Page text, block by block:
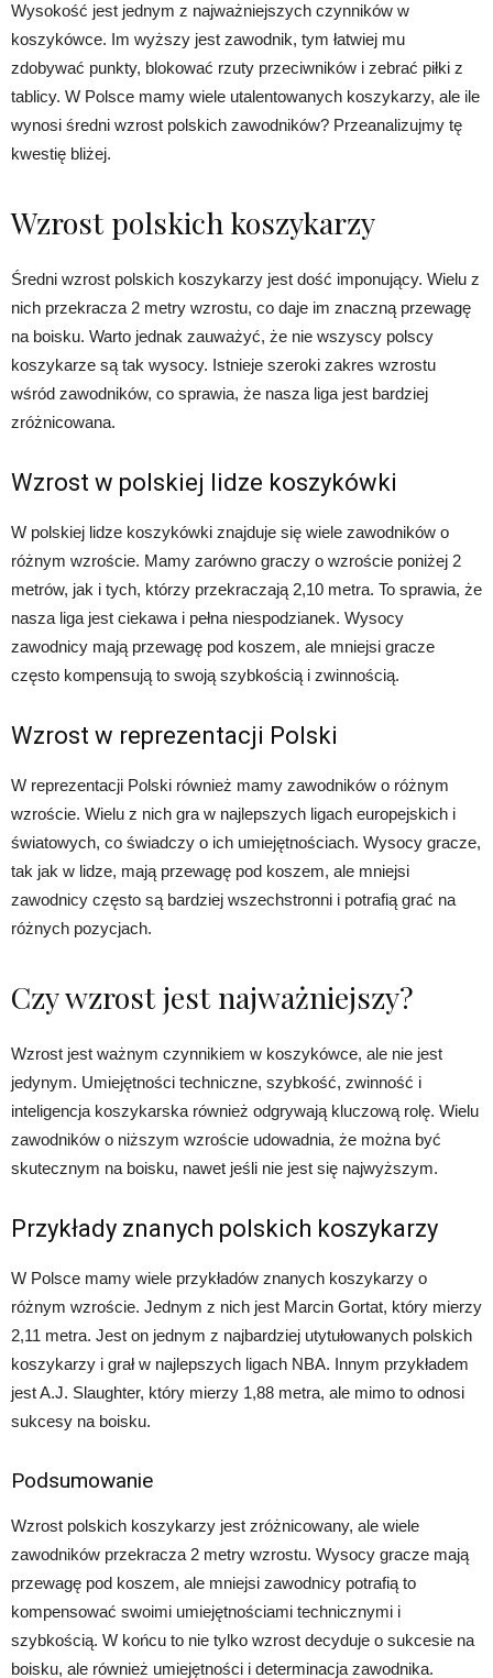
Wysokość jest jednym z najważniejszych czynników w
koszykówce. Im wyższy jest zawodnik, tym łatwiej mu
zdobywać punkty, blokować rzuty przeciwników i zebrać piłki z
tablicy. W Polsce mamy wiele utalentowanych koszykarzy, ale ile
wynosi średni wzrost polskich zawodników? Przeanalizujmy tę
kwestię bliżej.
Wzrost polskich koszykarzy
Średni wzrost polskich koszykarzy jest dość imponujący. Wielu z
nich przekracza 2 metry wzrostu, co daje im znaczną przewagę
na boisku. Warto jednak zauważyć, że nie wszyscy polscy
koszykarze są tak wysocy. Istnieje szeroki zakres wzrostu
wśród zawodników, co sprawia, że nasza liga jest bardziej
zróżnicowana.
Wzrost w polskiej lidze koszykówki
W polskiej lidze koszykówki znajduje się wiele zawodników o
różnym wzroście. Mamy zarówno graczy o wzroście poniżej 2
metrów, jak i tych, którzy przekraczają 2,10 metra. To sprawia, że
nasza liga jest ciekawa i pełna niespodzianek. Wysocy
zawodnicy mają przewagę pod koszem, ale mniejsi gracze
często kompensują to swoją szybkością i zwinnością.
Wzrost w reprezentacji Polski
W reprezentacji Polski również mamy zawodników o różnym
wzroście. Wielu z nich gra w najlepszych ligach europejskich i
światowych, co świadczy o ich umiejętnościach. Wysocy gracze,
tak jak w lidze, mają przewagę pod koszem, ale mniejsi
zawodnicy często są bardziej wszechstronni i potrafią grać na
różnych pozycjach.
Czy wzrost jest najważniejszy?
Wzrost jest ważnym czynnikiem w koszykówce, ale nie jest
jedynym. Umiejętności techniczne, szybkość, zwinność i
inteligencja koszykarska również odgrywają kluczową rolę. Wielu
zawodników o niższym wzroście udowadnia, że można być
skutecznym na boisku, nawet jeśli nie jest się najwyższym.
Przykłady znanych polskich koszykarzy
W Polsce mamy wiele przykładów znanych koszykarzy o
różnym wzroście. Jednym z nich jest Marcin Gortat, który mierzy
2,11 metra. Jest on jednym z najbardziej utytułowanych polskich
koszykarzy i grał w najlepszych ligach NBA. Innym przykładem
jest A.J. Slaughter, który mierzy 1,88 metra, ale mimo to odnosi
sukcesy na boisku.
Podsumowanie
Wzrost polskich koszykarzy jest zróżnicowany, ale wiele
zawodników przekracza 2 metry wzrostu. Wysocy gracze mają
przewagę pod koszem, ale mniejsi zawodnicy potrafią to
kompensować swoimi umiejętnościami technicznymi i
szybkością. W końcu to nie tylko wzrost decyduje o sukcesie na
boisku, ale również umiejętności i determinacja zawodnika.